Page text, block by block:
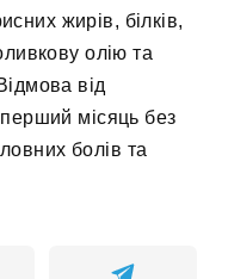
жирів, білків,
олію та
від
місяць без
болів та